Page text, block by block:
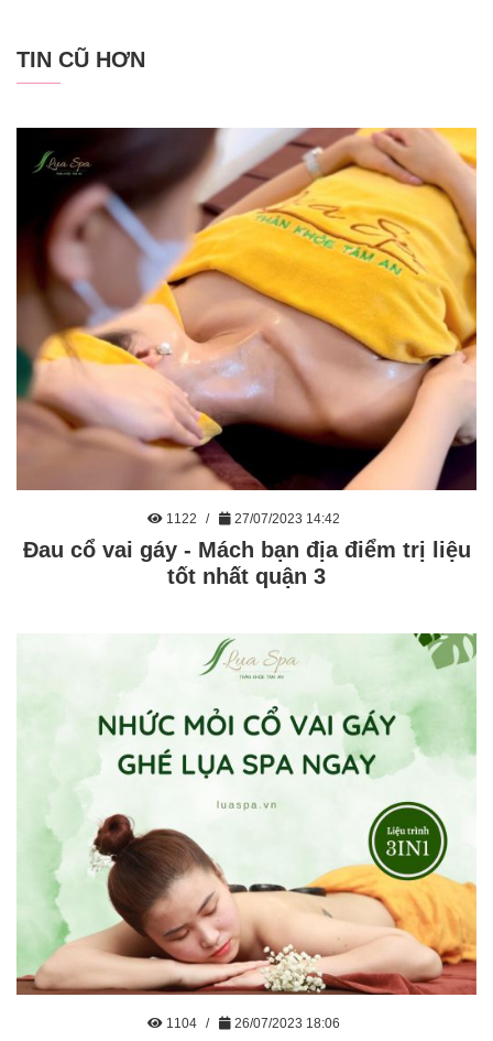
TIN CŨ HƠN
1122 27/07/2023 14:42
Đau cổ vai gáy - Mách bạn địa điểm trị liệu
tốt nhất quận 3
1104 26/07/2023 18:06